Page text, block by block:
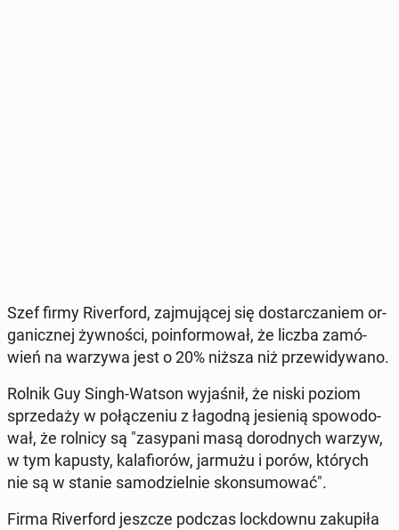
Szef firmy Ri­ver­ford, zaj­mu­ją­cej się do­star­cza­niem or­
ga­nicz­nej żyw­no­ści, po­in­for­mo­wał, że liczba za­mó­
wień na warzywa jest o 20% niższa niż prze­wi­dy­wa­no.
Rolnik Guy Singh-Watson wy­ja­śnił, że niski poziom
sprze­da­ży w po­łą­cze­niu z łagodną je­sie­nią spo­wo­do­
wał, że rolnicy są "za­sy­pa­ni masą do­rod­nych warzyw,
w tym kapusty, ka­la­fio­rów, jarmużu i porów, których
nie są w stanie sa­mo­dziel­nie skon­su­mo­wać".
Firma Ri­ver­ford jeszcze podczas lock­dow­nu za­ku­pi­ła